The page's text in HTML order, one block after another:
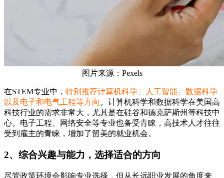
图片来源：Pexels
在STEM专业中， 特别推荐计算机科学、人工智能、数据科学
以及电子和电气工程等方向 。计算机科学和数据科学在美国高
科技行业的需求非常大，尤其是在硅谷和德克萨斯州等科技中
心。电子工程、网络安全等专业也备受青睐，高技术人才往往
受到雇主的青睐，增加了留美的就业机会。
2、综合兴趣与能力，选择适合的方向
尽管政策环境会影响专业选择，但从长远职业发展的角度来